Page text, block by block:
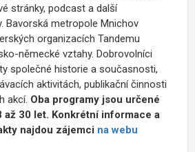
stránky, podcast a další
Bavorská metropole Mnichov
organizacích Tandemu
německé vztahy. Dobrovolníci
společné historie a současnosti,
aktivitách, publikační činnosti
akcí. Oba programy jsou určené
až 30 let. Konkrétní informace a
najdou zájemci na webu